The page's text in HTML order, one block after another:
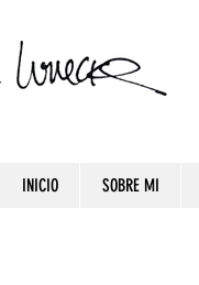
INICIO SOBRE MI